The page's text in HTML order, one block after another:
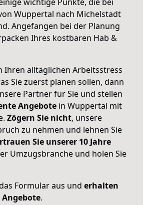
Wuppertal nach Michelstadt
Angefangen bei der Planung
Ihres kostbaren Hab &
Ihren alltäglichen Arbeitsstress
Sie zuerst planen sollen, dann
Partner für Sie und stellen
Angebote in Wuppertal mit
Zögern Sie nicht, unsere
zu nehmen und lehnen Sie
Sie unserer 10 Jahre
Umzugsbranche und holen Sie
Formular aus und erhalten
Angebote.